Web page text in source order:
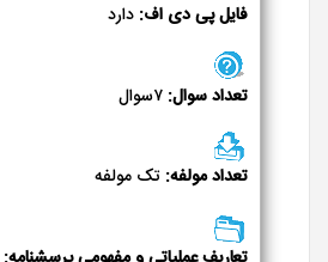
فایل پی دی اف: دارد
تعداد سوال:
تعداد مولفه: تک مولفه